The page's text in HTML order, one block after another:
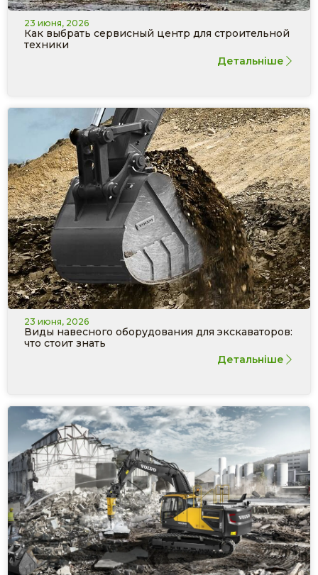
23 июня, 2026
Как выбрать сервисный центр для строительной
техники
Детальніше
23 июня, 2026
Виды навесного оборудования для экскаваторов:
что стоит знать
Детальніше